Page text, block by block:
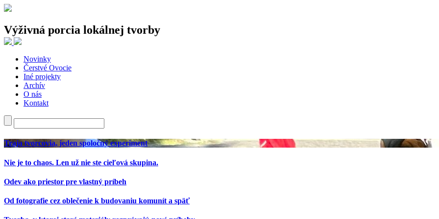
Výživná porcia lokálnej tvorby
Najnovšie články
Traja tvorcovia, jeden spoločný experiment
Nie je to chaos. Len už nie ste cieľová skupina.
Odev ako priestor pre vlastný príbeh
Od fotografie cez oblečenie k budovaniu komunít a späť
Novinky
Čerstvé Ovocie
Iné projekty
Archív
O nás
Kontakt
Traja tvorcovia, jeden spoločný experiment
Nie je to chaos. Len už nie ste cieľová skupina.
Odev ako priestor pre vlastný príbeh
Od fotografie cez oblečenie k budovaniu komunít a späť